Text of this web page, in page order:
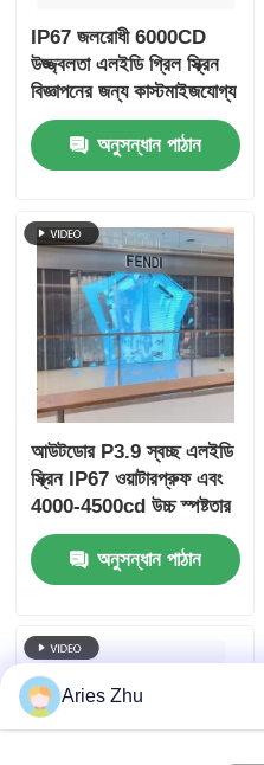
IP67 জলরোধী 6000CD
উজ্জ্বলতা এলইডি গ্রিল স্ক্রিন
বিজ্ঞাপনের জন্য কাস্টমাইজযোগ্য
ভিডিও ওয়াল
অনুসন্ধান পাঠান
আউটডোর P3.9 স্বচ্ছ এলইডি
স্ক্রিন IP67 ওয়াটারপ্রুফ এবং
4000-4500cd উচ্চ স্পষ্টতার
জন্য উজ্জ্বলতা ভিডিও ওয়াল
প্যানেল ডিজিটাল সিগনেজ
অনুসন্ধান পাঠান
Aries Zhu